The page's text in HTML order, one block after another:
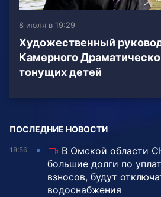
8 июля в 19:29
Художественный
Камерного
тонущих детей
ПОСЛЕДНИЕ НОВОСТИ
18:56
В Омской области
большие долги по
взносов, будут
водоснабжения